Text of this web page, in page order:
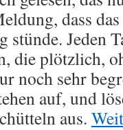
dass
Jeden
die plötzlich,
noch sehr
auf, und
aus.